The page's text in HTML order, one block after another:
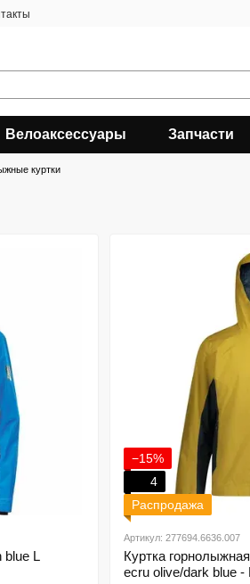
Велоаксессуары Запчасти
куртки
blue L
−15%
4
Распродажа
Артикул: 277694.6636.007
Куртка
ecru olive/dark blue -